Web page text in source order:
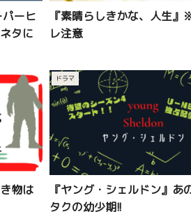
パーヒ
タに
『素晴らしきかな、人生
レ注意
物は
ドラマ
『ヤング・シェルドン』あ
タクの幼少期!!